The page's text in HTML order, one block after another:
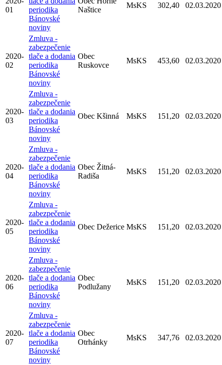
01
periodika
Bánovské
noviny
Naštice
MsKS 302,40 02.03.2020
2020-
02
Zmluva -
zabezpečenie
tlače a dodania
periodika
Bánovské
noviny
Obec
Ruskovce
MsKS 453,60 02.03.2020
2020-
03
Zmluva -
zabezpečenie
tlače a dodania
periodika
Bánovské
noviny
Obec Kšinná MsKS 151,20 02.03.2020
2020-
04
Zmluva -
zabezpečenie
tlače a dodania
periodika
Bánovské
noviny
Obec Žitná-
Radiša
MsKS 151,20 02.03.2020
2020-
05
Zmluva -
zabezpečenie
tlače a dodania
periodika
Bánovské
noviny
Obec Dežerice MsKS 151,20 02.03.2020
2020-
06
Zmluva -
zabezpečenie
tlače a dodania
periodika
Bánovské
noviny
Obec
Podlužany
MsKS 151,20 02.03.2020
2020-
07
Zmluva -
zabezpečenie
tlače a dodania
periodika
Bánovské
noviny
Obec
Otrhánky
MsKS 347,76 02.03.2020